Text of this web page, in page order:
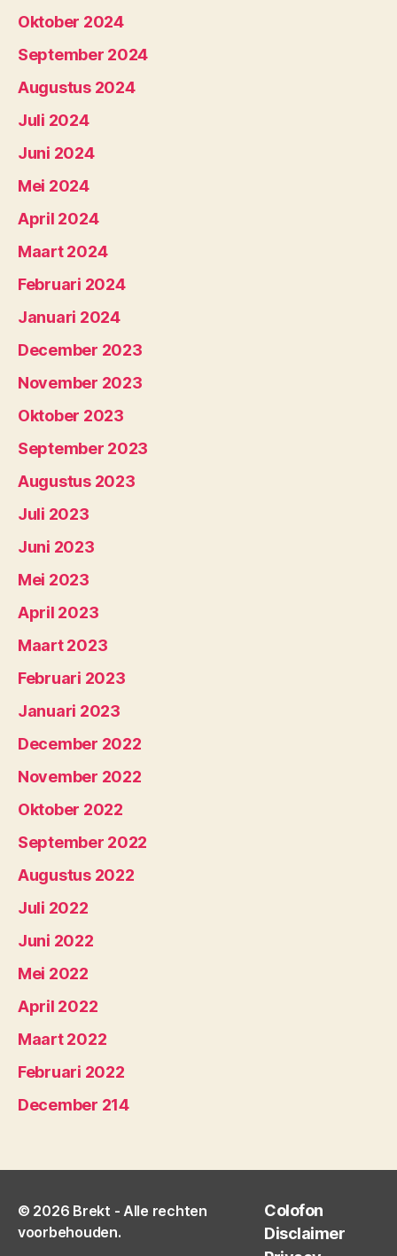
Oktober 2024
September 2024
Augustus 2024
Juli 2024
Juni 2024
Mei 2024
April 2024
Maart 2024
Februari 2024
Januari 2024
December 2023
November 2023
Oktober 2023
September 2023
Augustus 2023
Juli 2023
Juni 2023
Mei 2023
April 2023
Maart 2023
Februari 2023
Januari 2023
December 2022
November 2022
Oktober 2022
September 2022
Augustus 2022
Juli 2022
Juni 2022
Mei 2022
April 2022
Maart 2022
Februari 2022
December 214
© 2026 Brekt - Alle rechten
voorbehouden.
Colofon
Disclaimer